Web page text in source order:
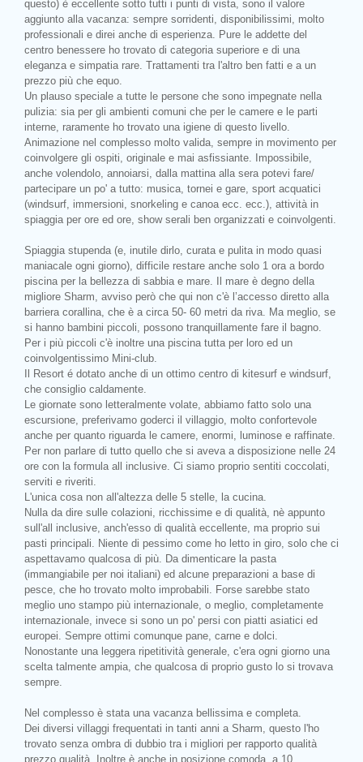
questo) è eccellente sotto tutti i punti di vista, sono il valore
aggiunto alla vacanza: sempre sorridenti, disponibilissimi, molto
professionali e direi anche di esperienza. Pure le addette del
centro benessere ho trovato di categoria superiore e di una
eleganza e simpatia rare. Trattamenti tra l'altro ben fatti e a un
prezzo più che equo.
Un plauso speciale a tutte le persone che sono impegnate nella
pulizia: sia per gli ambienti comuni che per le camere e le parti
interne, raramente ho trovato una igiene di questo livello.
Animazione nel complesso molto valida, sempre in movimento per
coinvolgere gli ospiti, originale e mai asfissiante. Impossibile,
anche volendolo, annoiarsi, dalla mattina alla sera potevi fare/
partecipare un po' a tutto: musica, tornei e gare, sport acquatici
(windsurf, immersioni, snorkeling e canoa ecc. ecc.), attività in
spiaggia per ore ed ore, show serali ben organizzati e coinvolgenti.
Spiaggia stupenda (e, inutile dirlo, curata e pulita in modo quasi
maniacale ogni giorno), difficile restare anche solo 1 ora a bordo
piscina per la bellezza di sabbia e mare. Il mare è degno della
migliore Sharm, avviso però che qui non c'è l’accesso diretto alla
barriera corallina, che è a circa 50- 60 metri da riva. Ma meglio, se
si hanno bambini piccoli, possono tranquillamente fare il bagno.
Per i più piccoli c'è inoltre una piscina tutta per loro ed un
coinvolgentissimo Mini-club.
Il Resort é dotato anche di un ottimo centro di kitesurf e windsurf,
che consiglio caldamente.
Le giornate sono letteralmente volate, abbiamo fatto solo una
escursione, preferivamo goderci il villaggio, molto confortevole
anche per quanto riguarda le camere, enormi, luminose e raffinate.
Per non parlare di tutto quello che si aveva a disposizione nelle 24
ore con la formula all inclusive. Ci siamo proprio sentiti coccolati,
serviti e riveriti.
L'unica cosa non all'altezza delle 5 stelle, la cucina.
Nulla da dire sulle colazioni, ricchissime e di qualità, nè appunto
sull'all inclusive, anch'esso di qualità eccellente, ma proprio sui
pasti principali. Niente di pessimo come ho letto in giro, solo che ci
aspettavamo qualcosa di più. Da dimenticare la pasta
(immangiabile per noi italiani) ed alcune preparazioni a base di
pesce, che ho trovato molto improbabili. Forse sarebbe stato
meglio uno stampo più internazionale, o meglio, completamente
internazionale, invece si sono un po' persi con piatti asiatici ed
europei. Sempre ottimi comunque pane, carne e dolci.
Nonostante una leggera ripetitività generale, c'era ogni giorno una
scelta talmente ampia, che qualcosa di proprio gusto lo si trovava
sempre.
Nel complesso è stata una vacanza bellissima e completa.
Dei diversi villaggi frequentati in tanti anni a Sharm, questo l'ho
trovato senza ombra di dubbio tra i migliori per rapporto qualità
prezzo qualità. Inoltre è anche in posizione comoda, a 10